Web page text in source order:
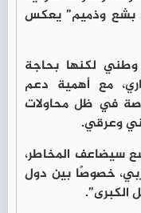
بشع وذميم” يعكس
لكنها بحاجة
مع أهمية دعم
في ظل محاولات
وعرقي.
سيضاعف المخاطر،
خصوصًا بين دول
الكبرى”.